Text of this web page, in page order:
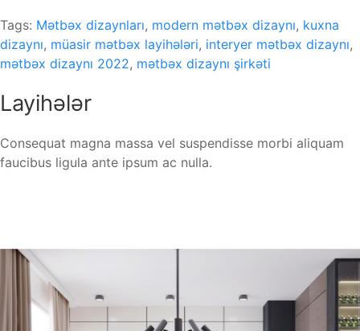
Tags: Mətbəx dizaynları, modern mətbəx dizaynı, kuxna
dizaynı, müasir mətbəx layihələri, interyer mətbəx dizaynı,
mətbəx dizaynı 2022, mətbəx dizaynı şirkəti
Layihələr
Consequat magna massa vel suspendisse morbi aliquam
faucibus ligula ante ipsum ac nulla.